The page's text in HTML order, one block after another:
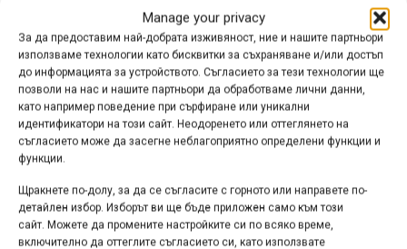
Manage your privacy
За да предоставим най-добрата изживяност, ние и нашите партньори
използваме технологии като бисквитки за съхраняване и/или достъп
до информацията за устройството. Съгласието за тези технологии ще
позволи на нас и нашите партньори да обработваме лични данни,
като например поведение при сърфиране или уникални
идентификатори на този сайт. Неодоренето или оттеглянето на
съгласието може да засегне неблагоприятно определени функции и
функции.
Щракнете по-долу, за да се съгласите с горното или направете по-
детайлен избор. Изборът ви ще бъде приложен само към този
сайт. Можете да промените настройките си по всяко време,
включително да оттеглите съгласието си, като използвате
уникалното...
Винсент Тупин | Нощно
каране на сняг
ян. 11, 2019 at 10:18. 297
Екипиран с фар от Hope, Винсент
Тупин кара покритото със сняг трасе
в гората не по-бавно, отколкото сме